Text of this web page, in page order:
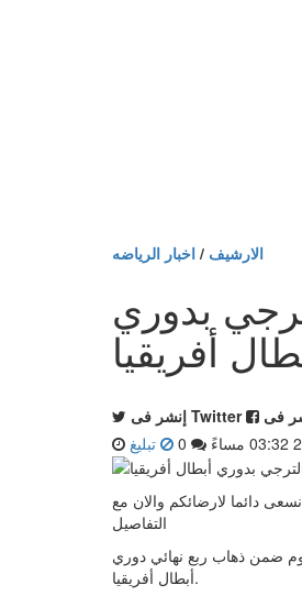
الارشيف / اخبار الرياضه
بدوري
أفريقيا
إنشر فى Twitter
تبليغ
دائما لارضائكم والان مع
التفاصيل
تقام اليوم ضمن ذهاب ربع نهائي دوري
أبطال أفريقيا.